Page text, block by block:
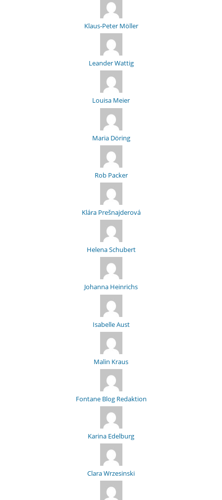
Klaus-Peter Möller
Leander Wattig
Louisa Meier
Maria Döring
Rob Packer
Klára Prešnajderová
Helena Schubert
Johanna Heinrichs
Isabelle Aust
Malin Kraus
Fontane Blog Redaktion
Karina Edelburg
Clara Wrzesinski